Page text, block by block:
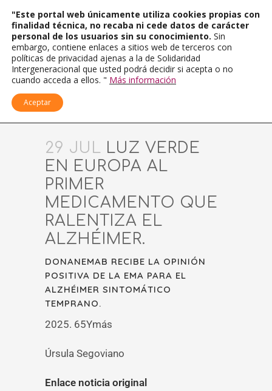
29 JUL LUZ VERDE
EN EUROPA AL
PRIMER
MEDICAMENTO QUE
RALENTIZA EL
ALZHÉIMER.
DONANEMAB RECIBE LA OPINIÓN
POSITIVA DE LA EMA PARA EL
ALZHÉIMER SINTOMÁTICO
TEMPRANO.
2025. 65Ymás
Úrsula Segoviano
Enlace noticia original
"Este portal web únicamente utiliza cookies propias con
finalidad técnica, no recaba ni cede datos de carácter
personal de los usuarios sin su conocimiento. Sin
embargo, contiene enlaces a sitios web de terceros con
políticas de privacidad ajenas a la de Solidaridad
Intergeneracional que usted podrá decidir si acepta o no
cuando acceda a ellos. " Más información
Aceptar